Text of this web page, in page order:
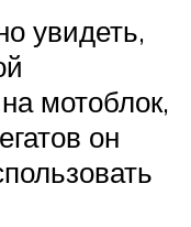
увидеть,
мотоблок,
он